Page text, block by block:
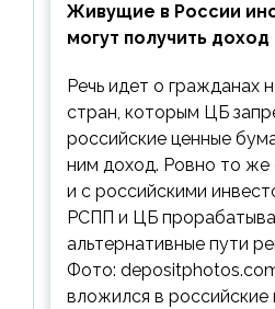
Живущие в России
могут получить
Речь идет о гражданах
стран, которым ЦБ
российские ценные
ним доход. Ровно то же
и с российскими
РСПП и ЦБ
альтернативные пути
Фото:
вложился в российские